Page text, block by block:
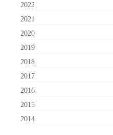
2022
2021
2020
2019
2018
2017
2016
2015
2014